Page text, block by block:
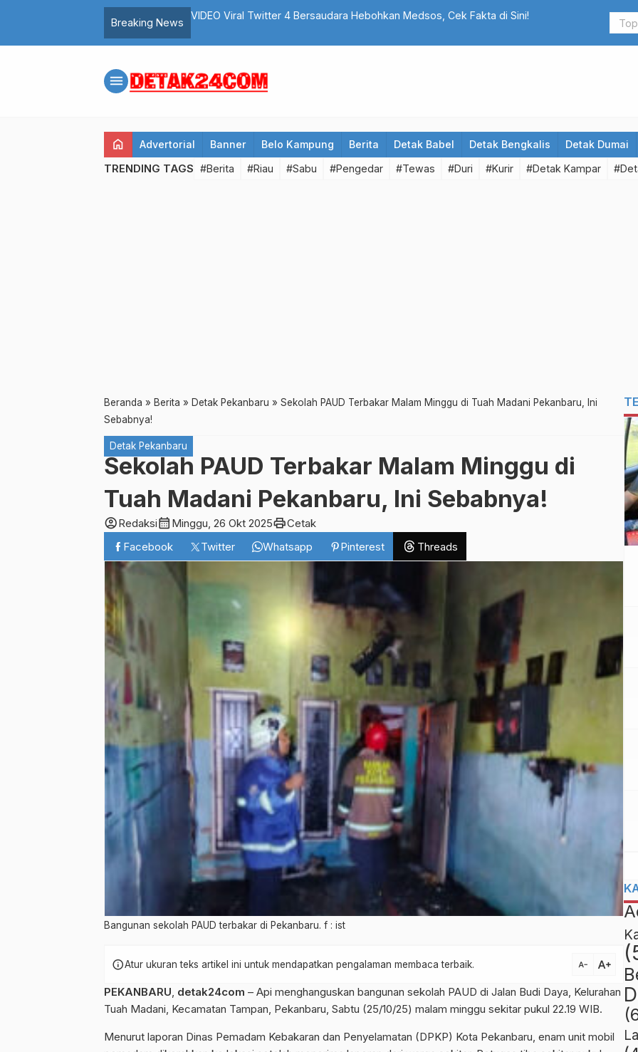
Breaking News
Razia Preman, Polisi Sasar Kedai Tuak dan Tempat Umum di Dumai SUAP
menu
home Advertorial Banner Belo Kampung Berita Detak Babel Detak Bengkalis Detak Dumai
TRENDING TAGS #Berita #Riau #Sabu #Pengedar #Tewas #Duri #Kurir #Detak Kampar
Beranda » Berita » Detak Pekanbaru » Sekolah PAUD Terbakar Malam Minggu di Tuah Madani Pekanbaru, Ini
Sebabnya!
Detak Pekanbaru
Sekolah PAUD Terbakar Malam Minggu di
Tuah Madani Pekanbaru, Ini Sebabnya!
account_circleRedaksicalendar_month Minggu, 26 Okt 2025printCetak
Facebook
Twitter Whatsapp Pinterest Threads
Bangunan sekolah PAUD terbakar di Pekanbaru. f : ist
infoAtur ukuran teks artikel ini untuk mendapatkan pengalaman membaca terbaik. text_decrease text_increase
PEKANBARU, detak24com – Api menghanguskan bangunan sekolah PAUD di Jalan Budi Daya, Kelurahan
Tuah Madani, Kecamatan Tampan, Pekanbaru, Sabtu (25/10/25) malam minggu sekitar pukul 22.19 WIB.
Menurut laporan Dinas Pemadam Kebakaran dan Penyelamatan (DPKP) Kota Pekanbaru, enam unit mobil